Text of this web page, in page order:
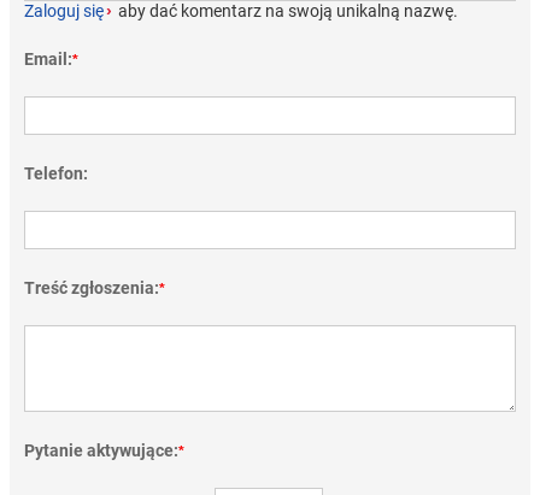
Zaloguj się› aby dać komentarz na swoją unikalną nazwę.
Email:*
Telefon:
Treść zgłoszenia:*
Pytanie aktywujące:*